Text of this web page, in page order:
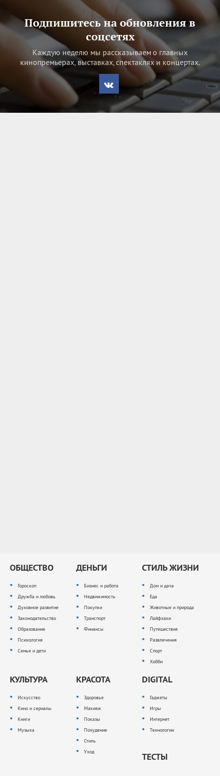
Подпишитесь на обновления в
соцсетях
Каждую неделю мы рассказываем о главных
кинопремьерах, выставках, спектаклях и концертах.
ОБЩЕСТВО
Гороскоп
Дружба и любовь
Духовное развитие
Законодательство
Образование
Психология
Семья и дети
ДЕНЬГИ
Бизнес и работа
Недвижимость
Покупки
Транспорт
Финансы
СТИЛЬ ЖИЗНИ
Дом и дача
Еда
Животные и природа
Лайфхаки
Путешествия
Развлечения
Спорт
Хобби
КУЛЬТУРА
Искусство
Кино и сериалы
Книги
Музыка
КРАСОТА
Здоровье
Макияж
Показы
Похудение
Стиль
Уход
DIGITAL
Гаджеты
Игры
Интернет
Технологии
ТЕСТЫ